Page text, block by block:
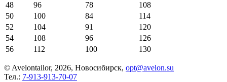
48
96 78
108
50
100 84
114
52
104 91
120
54
108 96
126
56
112 100 130
© Avelontailor, 2026, Новосибирск, opt@avelon.su
Тел.: 7-913-913-70-07